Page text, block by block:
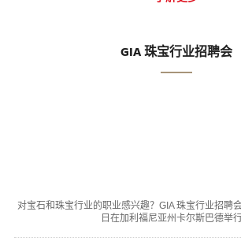
GIA 珠宝行业招聘会
对宝石和珠宝行业的职业感兴趣？GIA 珠宝行业招聘
日在加利福尼亚州卡尔斯巴德举行